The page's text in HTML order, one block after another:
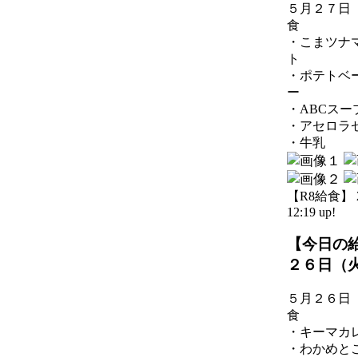
５月２７日
食
・こまツナ
ト
・ポテトベ
ー
・ABCスー
・アセロラ
・牛乳
【R8給食】
12:19 up!
【今日の
２６日（
５月２６日
食
・キーマカ
・わかめと